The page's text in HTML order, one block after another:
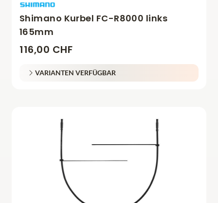
Shimano Kurbel FC-R8000 links
165mm
116,00 CHF
VARIANTEN VERFÜGBAR